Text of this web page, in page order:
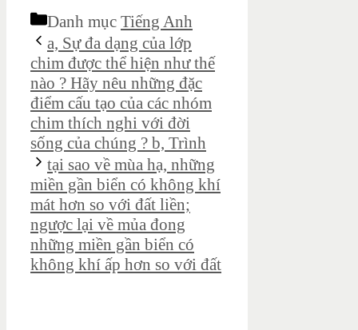
Danh mục Tiếng Anh
a, Sự đa dạng của lớp
chim được thể hiện như thế
nào ? Hãy nêu những đặc
điểm cấu tạo của các nhóm
chim thích nghi với đời
sống của chúng ? b, Trình
tại sao về mùa hạ, những
miền gần biển có không khí
mát hơn so với đất liền;
ngược lại về mủa đong
những miền gần biển có
không khí ấp hơn so với đất